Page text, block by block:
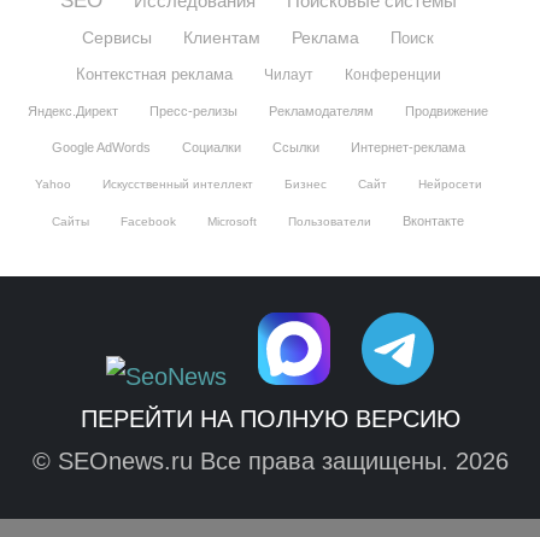
Сервисы Клиентам Реклама
Поиск
Контекстная реклама
Чилаут Конференции
Яндекс.Директ Пресс-релизы Рекламодателям Продвижение
Google AdWords Социалки Ссылки Интернет-реклама
Yahoo Искусственный интеллект Бизнес Сайт Нейросети
Сайты Facebook Microsoft Пользователи Вконтакте
ПЕРЕЙТИ НА ПОЛНУЮ ВЕРСИЮ
© SEOnews.ru Все права защищены. 2026